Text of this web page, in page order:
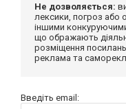
Не дозволяється:
лексики, погроз або
іншими
що ображають
розміщення
реклама та
Введіть email: